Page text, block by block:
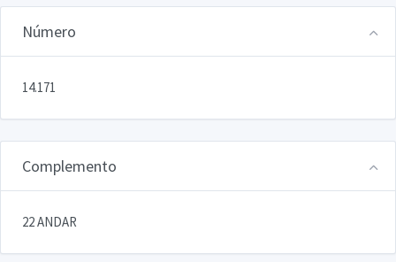
Número
14.171
Complemento
22 ANDAR